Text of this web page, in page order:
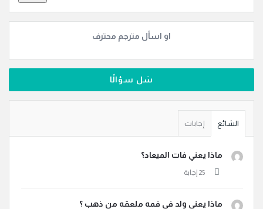
او اسأل مترجم محترف
سَل سؤالًا
الشائع إجابات
ماذا يعني فات الميعاد؟
ماذا يعني ولد فى فمه ملعقه من ذهب ؟